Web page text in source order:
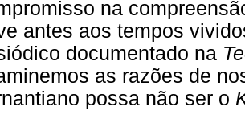
na
antes aos tempos
documentado na
as razões de
possa não ser o